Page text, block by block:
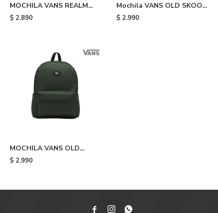
MOCHILA VANS REALM
FLYING - Green
$ 2.890
Mochila VANS OLD SKOOL
H2O - Camouflage
$ 2.990
MOCHILA VANS OLD
SKOOL H2O - Green
$ 2.990
  